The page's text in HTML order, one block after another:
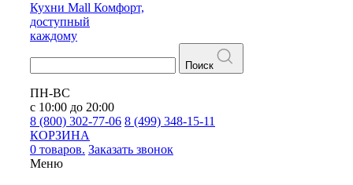
Кухни Mall Комфорт,
доступный
каждому
Поиск
ПН-ВС
с 10:00 до 20:00
8 (800) 302-77-06 8 (499) 348-15-11
КОРЗИНА
0 товаров. Заказать звонок
Меню